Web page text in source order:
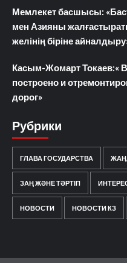
Мемлекет басшысы:
мен Азияны
желінің біріне
Касым-Жомарт Токаев:«
построено и
дорог»
Рубрики
ГЛАВА ГОСУДАРСТВА
ЗАҢ ЖӘНЕ ТӘРТІП
НОВОСТИ НОВОСТИ КЗ